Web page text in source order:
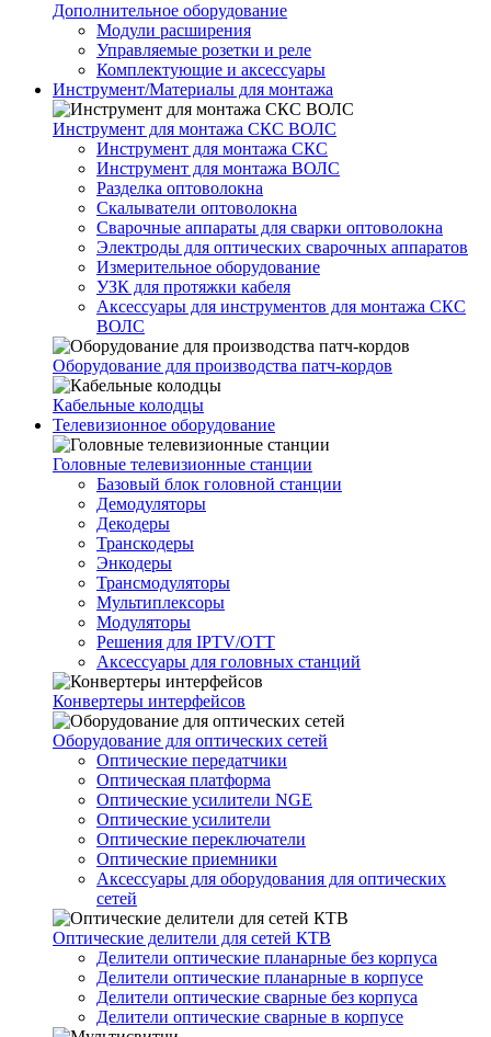
Дополнительное оборудование
Модули расширения
Управляемые розетки и реле
Комплектующие и аксессуары
Инструмент/Материалы для монтажа
Инструмент для монтажа СКС ВОЛС
Инструмент для монтажа СКС
Инструмент для монтажа ВОЛС
Разделка оптоволокна
Скалыватели оптоволокна
Сварочные аппараты для сварки оптоволокна
Электроды для оптических сварочных аппаратов
Измерительное оборудование
УЗК для протяжки кабеля
Аксессуары для инструментов для монтажа СКС
ВОЛС
Оборудование для производства патч-кордов
Кабельные колодцы
Телевизионное оборудование
Головные телевизионные станции
Базовый блок головной станции
Демодуляторы
Декодеры
Транскодеры
Энкодеры
Трансмодуляторы
Мультиплексоры
Модуляторы
Решения для IPTV/OTT
Аксессуары для головных станций
Конвертеры интерфейсов
Оборудование для оптических сетей
Оптические передатчики
Оптическая платформа
Оптические усилители NGE
Оптические усилители
Оптические переключатели
Оптические приемники
Аксессуары для оборудования для оптических
сетей
Оптические делители для сетей КТВ
Делители оптические планарные без корпуса
Делители оптические планарные в корпусе
Делители оптические сварные без корпуса
Делители оптические сварные в корпусе